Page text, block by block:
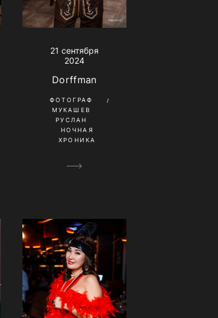
21 сентября
2024
Dorffman
ФОТОГРАФ
МУКАШЕВ
РУСЛАН
НОЧНАЯ
ХРОНИКА